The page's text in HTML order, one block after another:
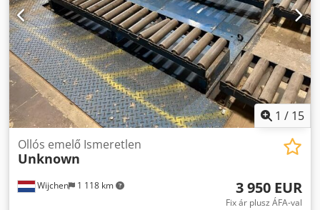
1 / 15
Wijchen 1 118 km
Ollós emelő Ismeretlen
Unknown
3 950 EUR
Fix ár plusz ÁFA-val